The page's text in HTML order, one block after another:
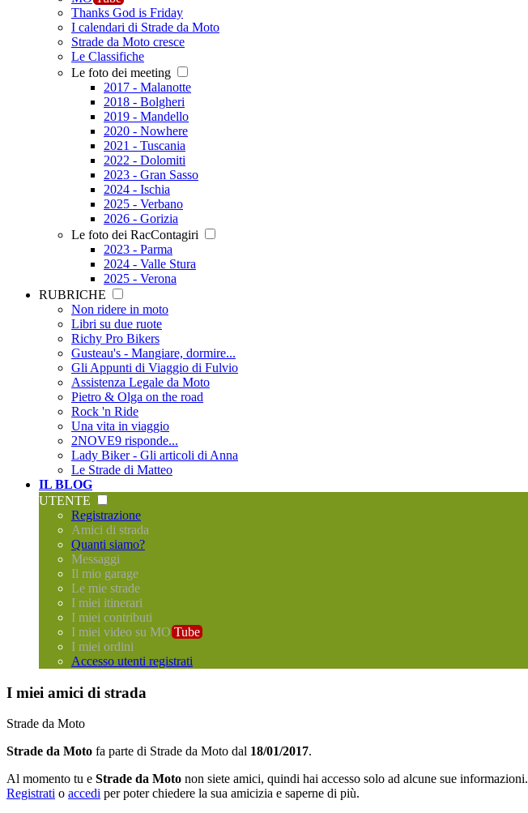
Thanks God is Friday
I calendari di Strade da Moto
Strade da Moto cresce
Le Classifiche
Le foto dei meeting
2017 - Malanotte
2018 - Bolgheri
2019 - Mandello
2020 - Nowhere
2021 - Tuscania
2022 - Dolomiti
2023 - Gran Sasso
2024 - Ischia
2025 - Verbano
2026 - Gorizia
Le foto dei RacContagiri
2023 - Parma
2024 - Valle Stura
2025 - Verona
RUBRICHE
Non ridere in moto
Libri su due ruote
Richy Pro Bikers
Gusteau's - Mangiare, dormire...
Gli Appunti di Viaggio di Fulvio
Assistenza Legale da Moto
Pietro & Olga on the road
Rock 'n Ride
Una vita in viaggio
2NOVE9 risponde...
Lady Biker - Gli articoli di Anna
Le Strade di Matteo
IL BLOG
UTENTE
Registrazione
Amici di strada
Quanti siamo?
Messaggi
Il mio garage
Le mie strade
I miei itinerari
I miei contributi
I miei video su MO Tube
I miei ordini
Accesso utenti registrati
I miei amici di strada
Strade da Moto
Strade da Moto fa parte di Strade da Moto dal 18/01/2017.
Al momento tu e Strade da Moto non siete amici, quindi hai accesso solo ad alcune sue informazioni.
Registrati o accedi per poter chiedere la sua amicizia e saperne di più.